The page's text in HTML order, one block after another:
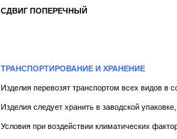
СДВИГ ПОПЕРЕЧНЫЙ
ТРАНСПОРТИРОВАНИЕ И ХРАНЕНИЕ
Изделия перевозят транспортом всех видов в
Изделия следует хранить в заводской
Условия при воздействии климатических